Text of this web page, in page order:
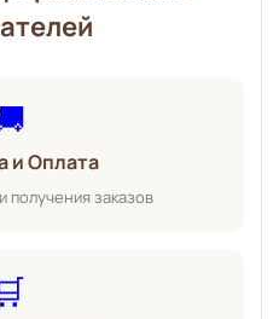
и Оплата
получения заказов